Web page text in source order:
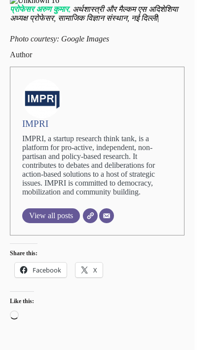
प्रोफेसर अरुण कुमार, अर्थशास्त्री और मैल्कम एस अदिशेशिया
अध्यक्ष प्रोफेसर, सामाजिक विज्ञान संस्थान, नई दिल्ली|
Photo courtesy: Google Images
Author
IMPRI
IMPRI, a startup research think tank, is a
platform for pro-active, independent, non-
partisan and policy-based research. It
contributes to debates and deliberations for
action-based solutions to a host of strategic
issues. IMPRI is committed to democracy,
mobilization and community building.
View all posts
Share this:
Facebook X
Like this:
Loading…